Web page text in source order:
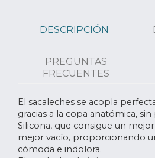
DESCRIPCIÓN
PREGUNTAS
FRECUENTES
El sacaleches se acopla
gracias a la copa anatómica,
Silicona, que consigue un
mejor vacío, proporcionando
cómoda e indolora.